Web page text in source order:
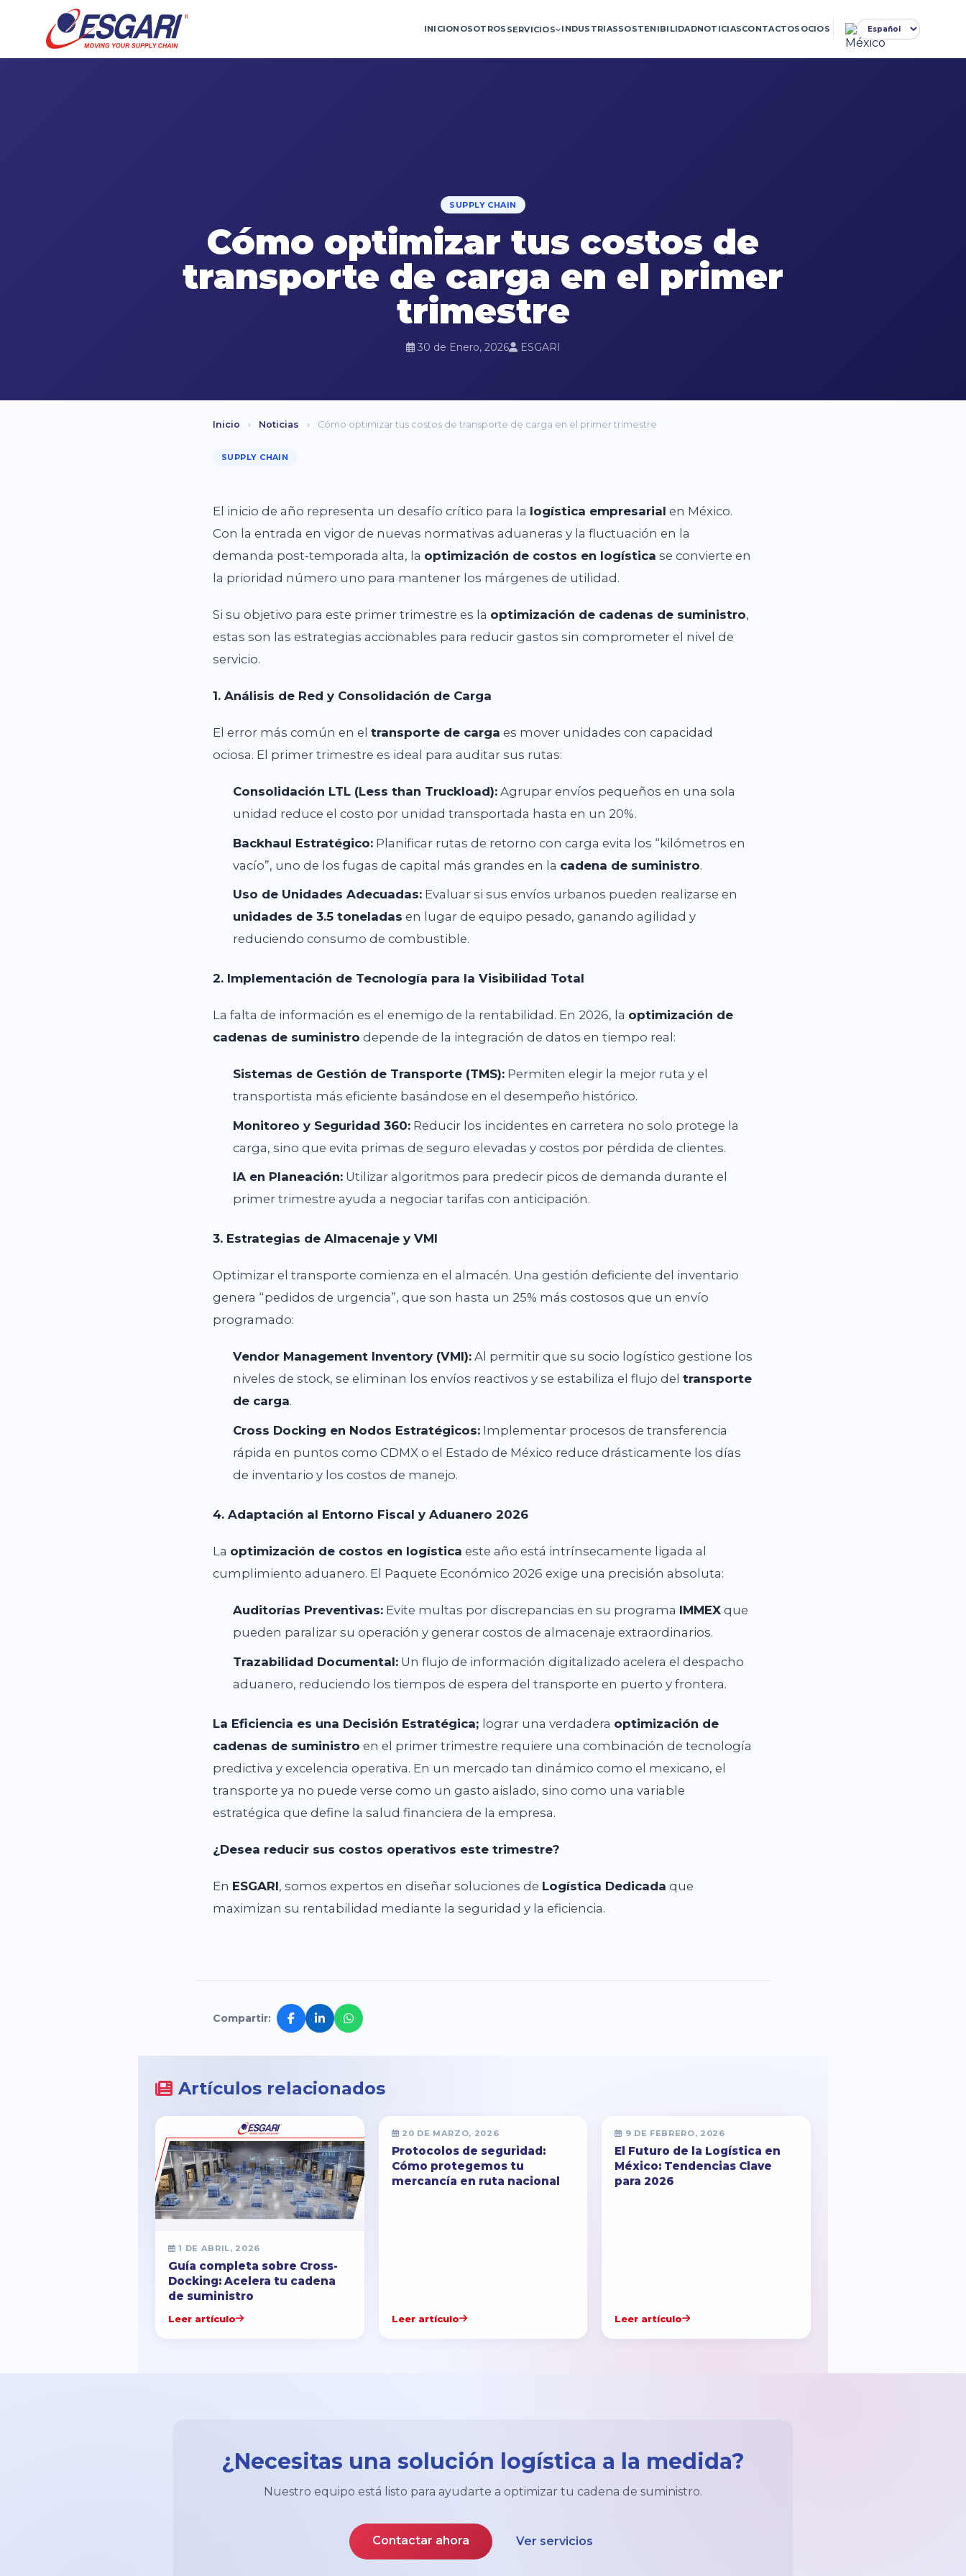
INICIONOSOTROS SERVICIOS INDUSTRIASSOSTENIBILIDADNOTICIASCONTACTOSOCIOS
SUPPLY CHAIN
Cómo optimizar tus costos de
transporte de carga en el primer
trimestre
30 de Enero, 2026 ESGARI
Inicio › Noticias › Cómo optimizar tus costos de transporte de carga en el primer trimestre
SUPPLY CHAIN
El inicio de año representa un desafío crítico para la logística empresarial en México.
Con la entrada en vigor de nuevas normativas aduaneras y la fluctuación en la
demanda post-temporada alta, la optimización de costos en logística se convierte en
la prioridad número uno para mantener los márgenes de utilidad.
Si su objetivo para este primer trimestre es la optimización de cadenas de suministro,
estas son las estrategias accionables para reducir gastos sin comprometer el nivel de
servicio.
1. Análisis de Red y Consolidación de Carga
El error más común en el transporte de carga es mover unidades con capacidad
ociosa. El primer trimestre es ideal para auditar sus rutas:
Consolidación LTL (Less than Truckload): Agrupar envíos pequeños en una sola
unidad reduce el costo por unidad transportada hasta en un 20%.
Backhaul Estratégico: Planificar rutas de retorno con carga evita los “kilómetros en
vacío”, uno de los fugas de capital más grandes en la cadena de suministro.
Uso de Unidades Adecuadas: Evaluar si sus envíos urbanos pueden realizarse en
unidades de 3.5 toneladas en lugar de equipo pesado, ganando agilidad y
reduciendo consumo de combustible.
2. Implementación de Tecnología para la Visibilidad Total
La falta de información es el enemigo de la rentabilidad. En 2026, la optimización de
cadenas de suministro depende de la integración de datos en tiempo real:
Sistemas de Gestión de Transporte (TMS): Permiten elegir la mejor ruta y el
transportista más eficiente basándose en el desempeño histórico.
Monitoreo y Seguridad 360: Reducir los incidentes en carretera no solo protege la
carga, sino que evita primas de seguro elevadas y costos por pérdida de clientes.
IA en Planeación: Utilizar algoritmos para predecir picos de demanda durante el
primer trimestre ayuda a negociar tarifas con anticipación.
3. Estrategias de Almacenaje y VMI
Optimizar el transporte comienza en el almacén. Una gestión deficiente del inventario
genera “pedidos de urgencia”, que son hasta un 25% más costosos que un envío
programado:
Vendor Management Inventory (VMI): Al permitir que su socio logístico gestione los
niveles de stock, se eliminan los envíos reactivos y se estabiliza el flujo del transporte
de carga.
Cross Docking en Nodos Estratégicos: Implementar procesos de transferencia
rápida en puntos como CDMX o el Estado de México reduce drásticamente los días
de inventario y los costos de manejo.
4. Adaptación al Entorno Fiscal y Aduanero 2026
La optimización de costos en logística este año está intrínsecamente ligada al
cumplimiento aduanero. El Paquete Económico 2026 exige una precisión absoluta:
Auditorías Preventivas: Evite multas por discrepancias en su programa IMMEX que
pueden paralizar su operación y generar costos de almacenaje extraordinarios.
Trazabilidad Documental: Un flujo de información digitalizado acelera el despacho
aduanero, reduciendo los tiempos de espera del transporte en puerto y frontera.
La Eficiencia es una Decisión Estratégica; lograr una verdadera optimización de
cadenas de suministro en el primer trimestre requiere una combinación de tecnología
predictiva y excelencia operativa. En un mercado tan dinámico como el mexicano, el
transporte ya no puede verse como un gasto aislado, sino como una variable
estratégica que define la salud financiera de la empresa.
¿Desea reducir sus costos operativos este trimestre?
En ESGARI, somos expertos en diseñar soluciones de Logística Dedicada que
maximizan su rentabilidad mediante la seguridad y la eficiencia.
Compartir:
Artículos relacionados
1 DE ABRIL, 2026
Guía completa sobre Cross-
Docking: Acelera tu cadena
de suministro
Leer artículo
20 DE MARZO, 2026
Protocolos de seguridad:
Cómo protegemos tu
mercancía en ruta nacional
Leer artículo
9 DE FEBRERO, 2026
El Futuro de la Logística en
México: Tendencias Clave
para 2026
Leer artículo
¿Necesitas una solución logística a la medida?
Nuestro equipo está listo para ayudarte a optimizar tu cadena de suministro.
Contactar ahora Ver servicios